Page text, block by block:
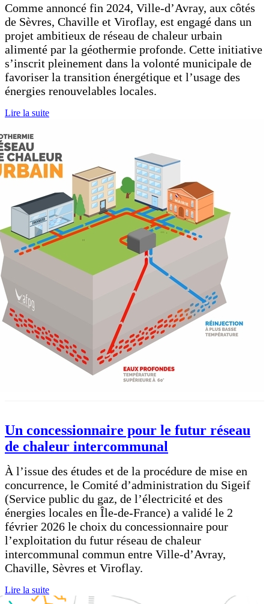
Comme annoncé fin 2024, Ville-d’Avray, aux côtés
de Sèvres, Chaville et Viroflay, est engagé dans un
projet ambitieux de réseau de chaleur urbain
alimenté par la géothermie profonde. Cette initiative
s’inscrit pleinement dans la volonté municipale de
favoriser la transition énergétique et l’usage des
énergies renouvelables locales.
Lire la suite
Un concessionnaire pour le futur réseau
de chaleur intercommunal
À l’issue des études et de la procédure de mise en
concurrence, le Comité d’administration du Sigeif
(Service public du gaz, de l’électricité et des
énergies locales en Île-de-France) a validé le 2
février 2026 le choix du concessionnaire pour
l’exploitation du futur réseau de chaleur
intercommunal commun entre Ville-d’Avray,
Chaville, Sèvres et Viroflay.
Lire la suite